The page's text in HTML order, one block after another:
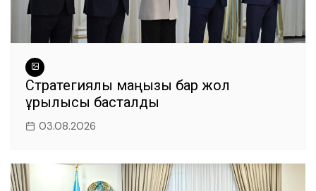
Стратегиялық маңызы бар жол
құрылысы басталды
03.08.2026